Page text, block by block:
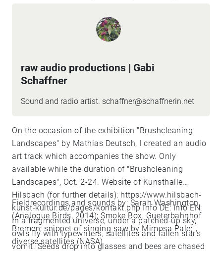
raw audio productions | Gabi
Schaffner
Sound and radio artist. schaffner@schaffnerin.net
On the occasion of the exhibition "Brushcleaning
Landscapes" by Mathias Deutsch, I created an audio
art track which accompanies the show. Only
available while the duration of "Brushcleaning
Landscapes", Oct. 2-24. Website of Kunsthalle
Hilsbach (for further details): https://www.hilsbach-
kunst-kultur.de/pages/kontakt.phpInfo DE: Info EN:
In a fragmented universe, under a patched-up sky,
owls fly with typewriters, satellites and fallen star’s
vomit. Seeds drop into glasses and bees are chased
Fieldrecordings and sounds by: Sarah Washington
(Analogue Birds, 2014); Smoke Box, Gueterbahnhof
Bremen; snippet of singing saw by Mimosa Pale;
diverse satellites (NASA)